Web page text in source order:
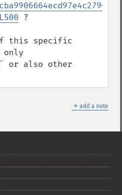
?
this specific
only
or also other
＋ add a note